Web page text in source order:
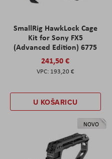
SmallRig HawkLock Cage
Kit for Sony FX5
(Advanced Edition) 6775
241,50 €
193,20 €
U KOŠARICU
NOVO